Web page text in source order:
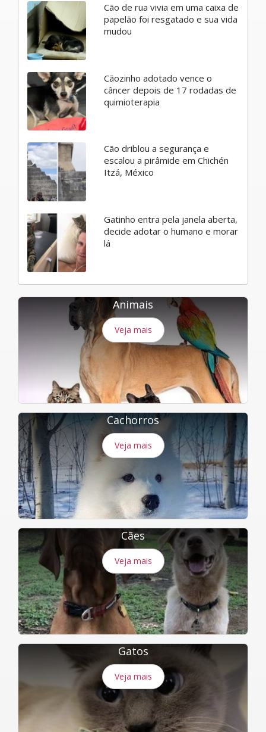
Cão de rua vivia em uma caixa de
papelão foi resgatado e sua vida
mudou
Cãozinho adotado vence o
câncer depois de 17 rodadas de
quimioterapia
Cão driblou a segurança e
escalou a pirâmide em Chichén
Itzá, México
Gatinho entra pela janela aberta,
decide adotar o humano e morar
lá
Animais
Veja mais
Cachorros
Veja mais
Cães
Veja mais
Gatos
Veja mais